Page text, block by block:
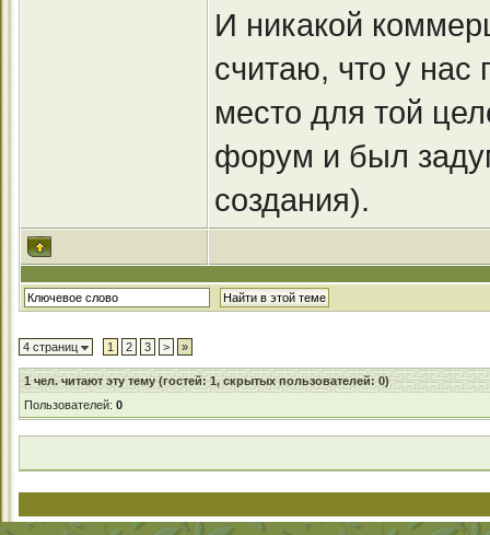
И никакой
считаю, что у нас
место для той
форум и был
создания).
4 страниц 1 2 3 > »
1чел. читают эту тему (гостей: 1, скрытых пользователей: 0)
Пользователей: 0